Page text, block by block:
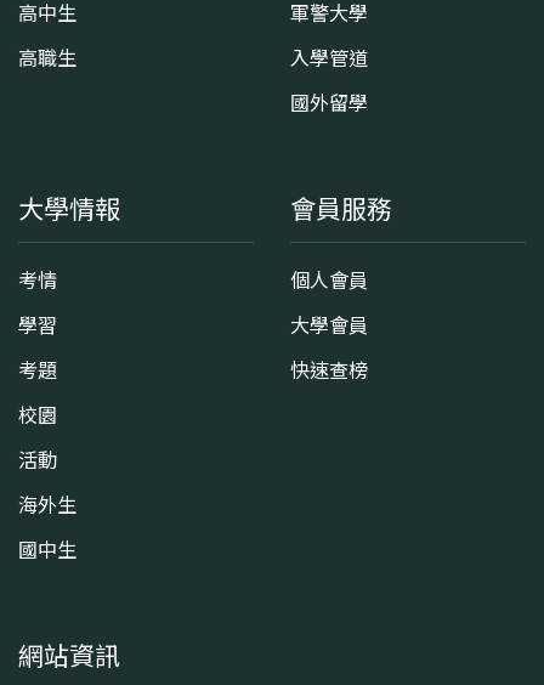
高中生
高職生
軍警大學
入學管道
國外留學
大學情報
考情
學習
考題
校園
活動
海外生
國中生
會員服務
個人會員
大學會員
快速查榜
網站資訊